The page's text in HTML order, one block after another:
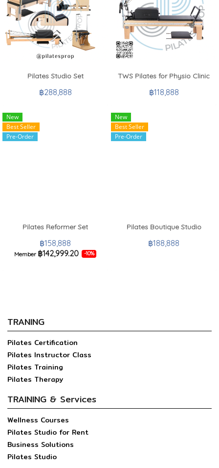
Pilates Studio Set
฿288,888
TWS Pilates for Physio Clinic
฿118,888
New
Best Seller
Pre-Order
Pilates Reformer Set
฿158,888
Member ฿142,999.20 -10%
New
Best Seller
Pre-Order
Pilates Boutique Studio
฿188,888
TRANING
Pilates Certification
Pilates Instructor Class
Pilates Training
Pilates Therapy
TRAINING & Services
Wellness Courses
Pilates Studio for Rent
Business Solutions
Pilates Studio